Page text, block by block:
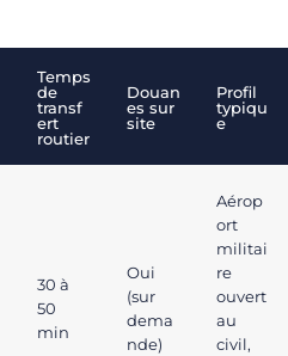
Temps
de
transf
ert
routier
Douan
es sur
site
Profil
typiqu
e
30 à
50
min
Oui
(sur
dema
nde)
Aérop
ort
militai
re
ouvert
au
civil,